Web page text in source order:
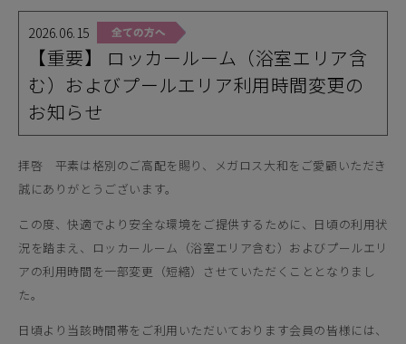
2026.06.15
【重要】 ロッカールーム（浴室エリア含
む）およびプールエリア利用時間変更の
お知らせ
拝啓 平素は格別のご高配を賜り、メガロス大和をご愛顧いただき
誠にありがとうございます。
この度、快適でより安全な環境をご提供するために、日頃の利用状
況を踏まえ、ロッカールーム（浴室エリア含む）およびプールエリ
アの利用時間を一部変更（短縮）させていただくこととなりまし
た。
日頃より当該時間帯をご利用いただいております会員の皆様には、